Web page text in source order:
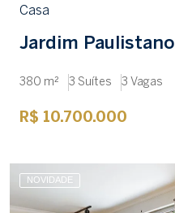
Casa
Jardim Paulistano
380 m² 3 Suítes 3 Vagas
R$ 10.700.000
NOVIDADE